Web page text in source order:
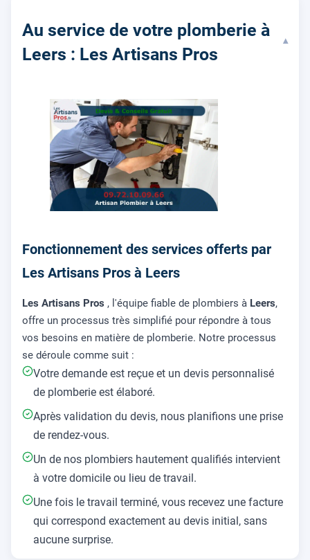
Au service de votre plomberie à
Leers : Les Artisans Pros
▾
Fonctionnement des services offerts par
Les Artisans Pros à Leers
Les Artisans Pros , l'équipe fiable de plombiers à Leers,
offre un processus très simplifié pour répondre à tous
vos besoins en matière de plomberie. Notre processus
se déroule comme suit :
Votre demande est reçue et un devis personnalisé
de plomberie est élaboré.
Après validation du devis, nous planifions une prise
de rendez-vous.
Un de nos plombiers hautement qualifiés intervient
à votre domicile ou lieu de travail.
Une fois le travail terminé, vous recevez une facture
qui correspond exactement au devis initial, sans
aucune surprise.